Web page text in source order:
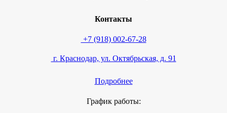
Контакты
+7 (918) 002-67-28
г. Краснодар, ул. Октябрьская, д. 91
Подробнее
График работы: